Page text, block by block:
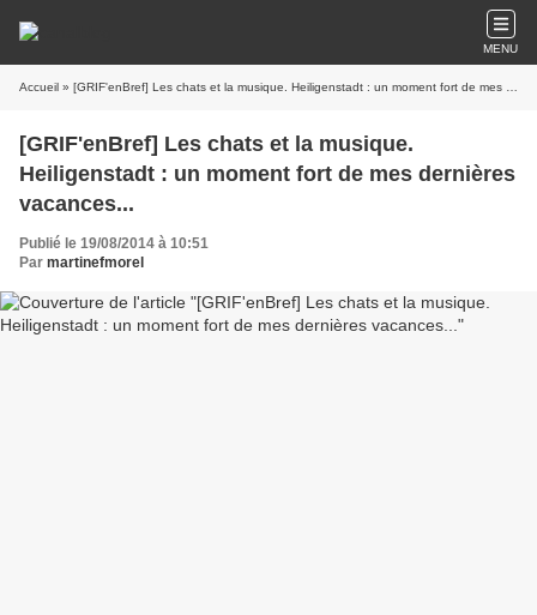
MENU
Accueil » [GRIF'enBref] Les chats et la musique. Heiligenstadt : un moment fort de mes dernières vacances...
[GRIF'enBref] Les chats et la musique.
Heiligenstadt : un moment fort de mes dernières
vacances...
Publié le 19/08/2014 à 10:51
Par martinefmorel